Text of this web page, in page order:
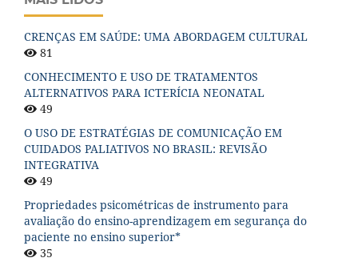
CRENÇAS EM SAÚDE: UMA ABORDAGEM CULTURAL
81
CONHECIMENTO E USO DE TRATAMENTOS
ALTERNATIVOS PARA ICTERÍCIA NEONATAL
49
O USO DE ESTRATÉGIAS DE COMUNICAÇÃO EM
CUIDADOS PALIATIVOS NO BRASIL: REVISÃO
INTEGRATIVA
49
Propriedades psicométricas de instrumento para
avaliação do ensino-aprendizagem em segurança do
paciente no ensino superior*
35